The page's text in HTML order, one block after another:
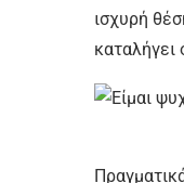
ισχυρή